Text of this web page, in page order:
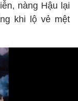
nàng Hậu lại
khi lộ vẻ mệt